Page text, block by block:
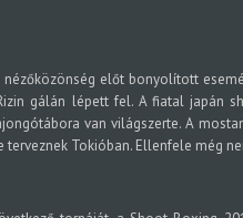
előt bonyolított
gálán lépett fel. A fiatal japán
van világszerte. A
terveznek Tokióban. Ellenfele még